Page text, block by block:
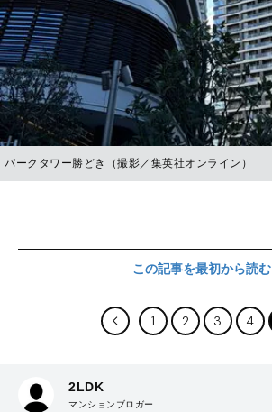
パークタワー勝どき（撮影／集英社オンライン）
この記事を最初から読む
1 2 3 4
2LDK
マンションブロガー